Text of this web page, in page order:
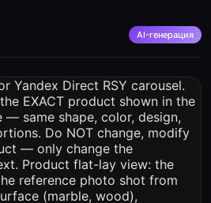
AI-генерация